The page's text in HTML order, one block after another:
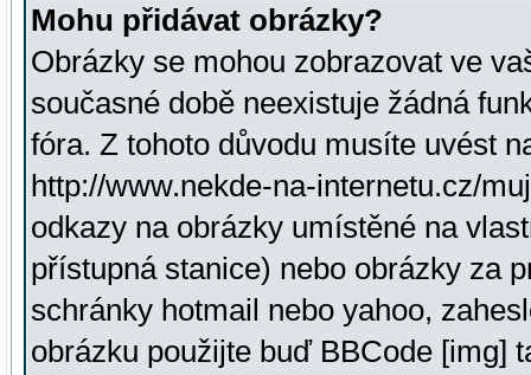
Mohu přidávat obrázky?
Obrázky se mohou zobrazovat ve
současné době neexistuje žádná
fóra. Z tohoto důvodu musíte uvést
http://www.nekde-na-internetu.cz/
odkazy na obrázky umístěné na
přístupná stanice) nebo obrázky za
schránky hotmail nebo yahoo,
obrázku použijte buď BBCode [img]